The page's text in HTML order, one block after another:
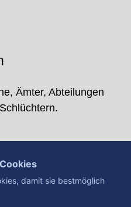
Ämter, Abteilungen
damit sie bestmöglich